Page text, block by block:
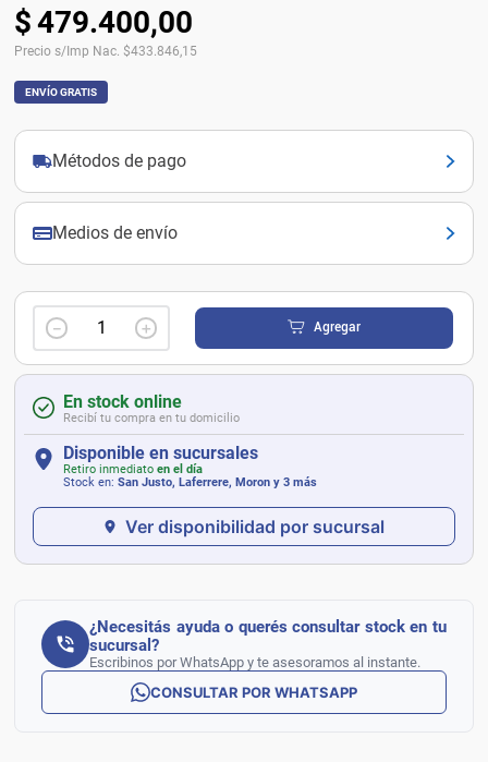
$479.400,00
Precio s/Imp Nac. $433.846,15
ENVÍO GRATIS
Métodos de pago
Medios de envío
＋
－ Agregar
En stock online
Recibí tu compra en tu domicilio
Disponible en sucursales
Retiro inmediato en el día
Stock en: San Justo, Laferrere, Moron y 3 más
Ver disponibilidad por sucursal
¿Necesitás ayuda o querés consultar stock en tu
sucursal?
Escribinos por WhatsApp y te asesoramos al instante.
CONSULTAR POR WHATSAPP